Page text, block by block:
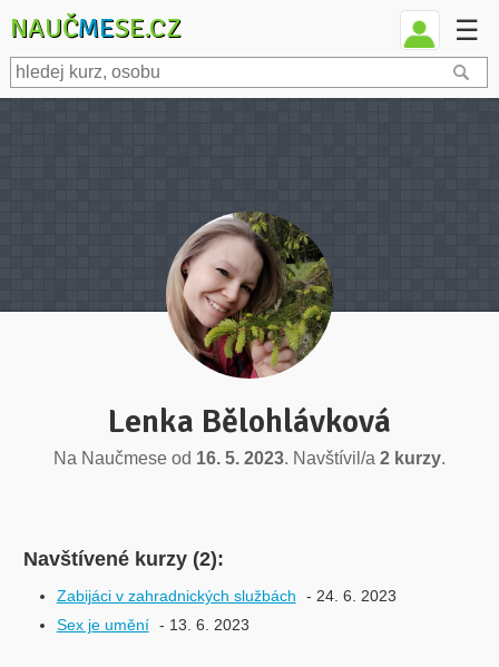
NAUČMESE.CZ ☰
Lenka Bělohlávková
Na Naučmese od 16. 5. 2023. Navštívil/a 2 kurzy.
Navštívené kurzy (2):
Zabijáci v zahradnických službách
- 24. 6. 2023
Sex je umění - 13. 6. 2023